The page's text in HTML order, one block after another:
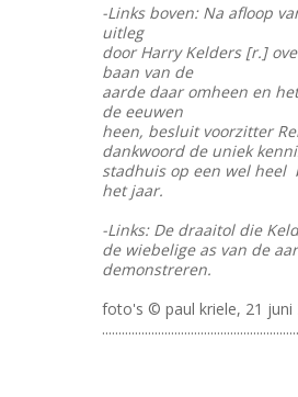
-Links boven: Na afloop
uitleg
door Harry Kelders [r.]
baan van de
aarde daar omheen en
de eeuwen
heen, besluit voorzitter
dankwoord de uniek
stadhuis op een wel heel
het jaar.
-Links: De draaitol die
de wiebelige as van de
demonstreren.
foto's © paul kriele, 21 juni